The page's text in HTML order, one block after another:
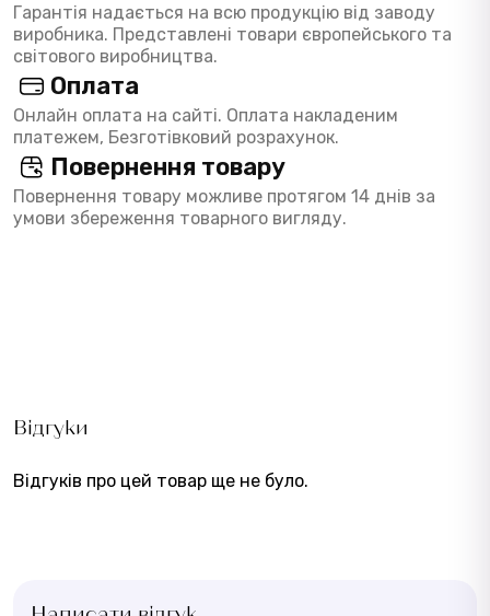
Гарантія надається на всю продукцію від заводу
виробника. Представлені товари європейського та
світового виробництва.
Оплата
Онлайн оплата на сайті. Оплата накладеним
платежем, Безготівковий розрахунок.
Повернення товару
Повернення товару можливе протягом 14 днів за
умови збереження товарного вигляду.
Відгуки
Відгуків про цей товар ще не було.